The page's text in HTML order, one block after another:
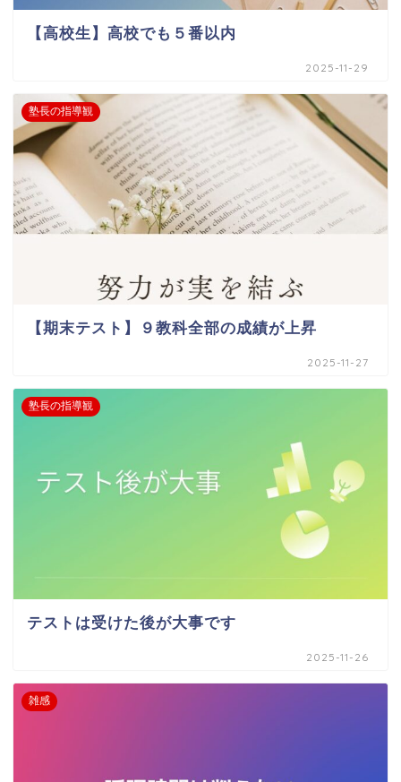
【高校生】高校でも５番以内
2025-11-29
塾長の指導観
【期末テスト】９教科全部の成績が上昇
2025-11-27
塾長の指導観
テストは受けた後が大事です
2025-11-26
雑感